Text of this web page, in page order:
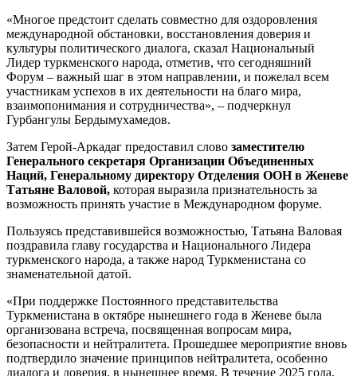
«Многое предстоит сделать совместно для оздоровления
международной обстановки, восстановления доверия и
культуры политического диалога, сказал Национальный
Лидер туркменского народа, отметив, что сегодняшний
Форум – важный шаг в этом направлении, и пожелал всем
участникам успехов в их деятельности на благо мира,
взаимопонимания и сотрудничества», – подчеркнул
Гурбангулы Бердымухамедов.
Затем Герой-Аркадаг предоставил слово заместителю
Генерального секретаря Организации Объединенных
Наций, Генеральному директору Отделения ООН в Женеве
Татьяне Валовой, которая выразила признательность за
возможность принять участие в Международном форуме.
Пользуясь представившейся возможностью, Татьяна Валовая
поздравила главу государства и Национального Лидера
туркменского народа, а также народ Туркменистана со
знаменательной датой.
«При поддержке Постоянного представительства
Туркменистана в октябре нынешнего года в Женеве была
организована встреча, посвященная вопросам мира,
безопасности и нейтралитета. Прошедшее мероприятие вновь
подтвердило значение принципов нейтралитета, особенно
диалога и доверия, в нынешнее время. В течение 2025 года,